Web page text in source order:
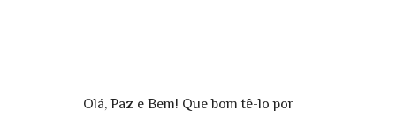
Olá, Paz e Bem! Que bom tê-lo por